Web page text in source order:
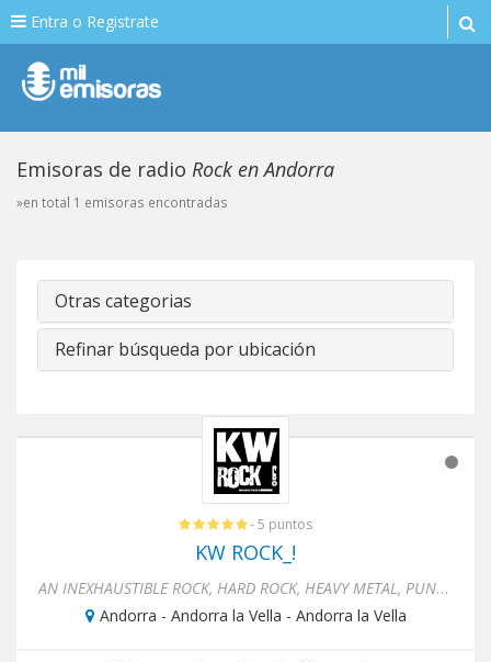
Entra o Registrate
Emisoras de radio Rock en Andorra
»en total 1 emisoras encontradas
Otras categorias
Refinar búsqueda por ubicación
- 5 puntos
KW ROCK_!
AN INEXHAUSTIBLE ROCK, HARD ROCK, HEAVY METAL, PUNK, MELODIC HARDCORE & METAL TRIP! An evocative selection of today'...
Andorra - Andorra la Vella - Andorra la Vella